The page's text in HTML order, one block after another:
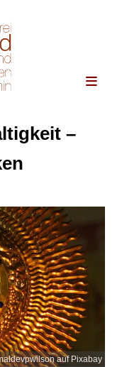
–
auf Pixabay